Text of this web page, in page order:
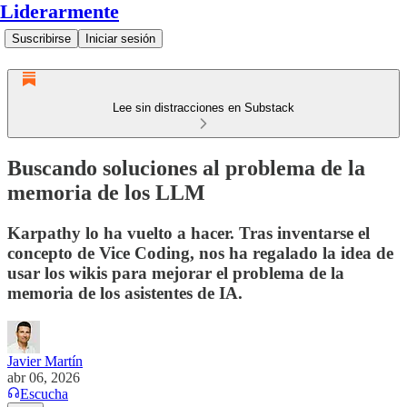
Liderarmente
Suscribirse Iniciar sesión
Lee sin distracciones en Substack
Buscando soluciones al problema de la
memoria de los LLM
Karpathy lo ha vuelto a hacer. Tras inventarse el
concepto de Vice Coding, nos ha regalado la idea de
usar los wikis para mejorar el problema de la
memoria de los asistentes de IA.
Javier Martín
abr 06, 2026
Escucha